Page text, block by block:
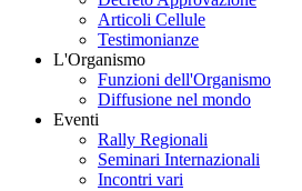
Articoli Cellule
Testimonianze
L'Organismo
Funzioni dell'Organismo
Diffusione nel mondo
Eventi
Rally Regionali
Seminari Internazionali
Incontri vari